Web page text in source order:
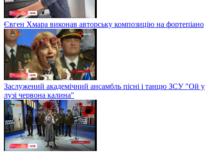
Євген Хмара виконав авторську композицію на фортепіано
Заслужений академічний ансамбль пісні і танцю ЗСУ "Ой у
лузі червона калина"